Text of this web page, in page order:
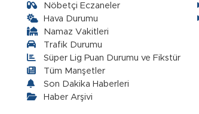
Nöbetçi Eczaneler
Hava Durumu
Namaz Vakitleri
Trafik Durumu
Süper Lig Puan Durumu ve Fikstür
Tüm Manşetler
Son Dakika Haberleri
Haber Arşivi